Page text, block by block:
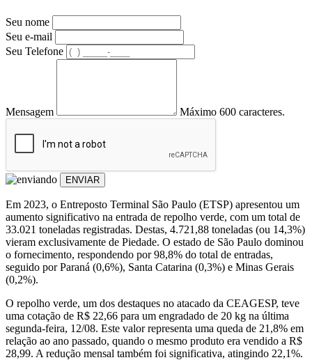
Seu nome
Seu e-mail
Seu Telefone
Mensagem Máximo 600 caracteres.
ENVIAR
Em 2023, o Entreposto Terminal São Paulo (ETSP) apresentou um
aumento significativo na entrada de repolho verde, com um total de
33.021 toneladas registradas. Destas, 4.721,88 toneladas (ou 14,3%)
vieram exclusivamente de Piedade. O estado de São Paulo dominou
o fornecimento, respondendo por 98,8% do total de entradas,
seguido por Paraná (0,6%), Santa Catarina (0,3%) e Minas Gerais
(0,2%).
O repolho verde, um dos destaques no atacado da CEAGESP, teve
uma cotação de R$ 22,66 para um engradado de 20 kg na última
segunda-feira, 12/08. Este valor representa uma queda de 21,8% em
relação ao ano passado, quando o mesmo produto era vendido a R$
28,99. A redução mensal também foi significativa, atingindo 22,1%.